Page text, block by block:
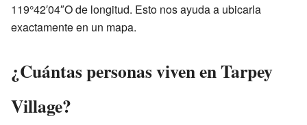
119°42′04″O de longitud. Esto nos ayuda a ubicarla
exactamente en un mapa.
¿Cuántas personas viven en Tarpey
Village?